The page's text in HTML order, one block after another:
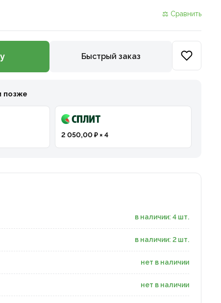
⚖ Сравнить
Быстрый заказ
позже
2 050,00 ₽ × 4
в наличии: 4 шт.
в наличии: 2 шт.
нет в наличии
нет в наличии